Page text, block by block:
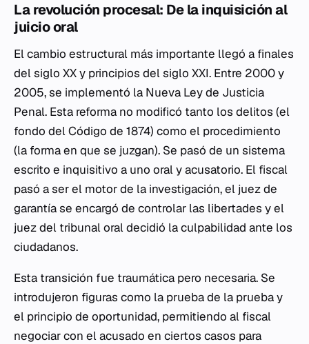
La revolución procesal: De la inquisición al
juicio oral
El cambio estructural más importante llegó a finales
del siglo XX y principios del siglo XXI. Entre 2000 y
2005, se implementó la Nueva Ley de Justicia
Penal. Esta reforma no modificó tanto los delitos (el
fondo del Código de 1874) como el procedimiento
(la forma en que se juzgan). Se pasó de un sistema
escrito e inquisitivo a uno oral y acusatorio. El fiscal
pasó a ser el motor de la investigación, el juez de
garantía se encargó de controlar las libertades y el
juez del tribunal oral decidió la culpabilidad ante los
ciudadanos.
Esta transición fue traumática pero necesaria. Se
introdujeron figuras como la prueba de la prueba y
el principio de oportunidad, permitiendo al fiscal
negociar con el acusado en ciertos casos para